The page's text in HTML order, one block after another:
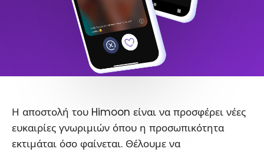
Η αποστολή του Himoon είναι να προσφέρει νέες
ευκαιρίες γνωριμιών όπου η προσωπικότητα
εκτιμάται όσο φαίνεται. Θέλουμε να